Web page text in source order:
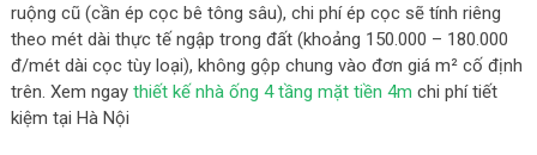
ruộng cũ (cần ép cọc bê tông sâu), chi phí ép cọc sẽ tính riêng
theo mét dài thực tế ngập trong đất (khoảng 150.000 – 180.000
đ/mét dài cọc tùy loại), không gộp chung vào đơn giá m² cố định
trên. Xem ngay thiết kế nhà ống 4 tầng mặt tiền 4m chi phí tiết
kiệm tại Hà Nội